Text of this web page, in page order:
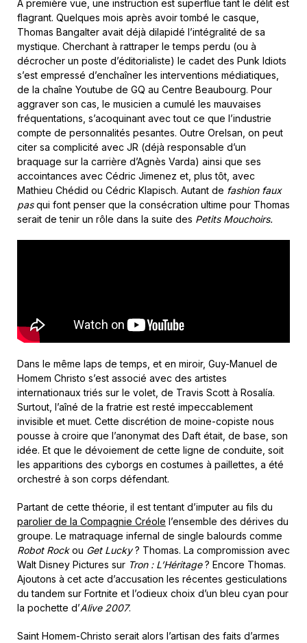
À première vue, une instruction est superflue tant le délit est
flagrant. Quelques mois après avoir tombé le casque,
Thomas Bangalter avait déjà dilapidé l’intégralité de sa
mystique. Cherchant à rattraper le temps perdu (ou à
décrocher un poste d’éditorialiste) le cadet des Punk Idiots
s’est empressé d’enchaîner les interventions médiatiques,
de la chaîne Youtube de GQ au Centre Beaubourg. Pour
aggraver son cas, le musicien a cumulé les mauvaises
fréquentations, s’acoquinant avec tout ce que l’industrie
compte de personnalités pesantes. Outre Orelsan, on peut
citer sa complicité avec JR (déjà responsable d’un
braquage sur la carrière d’Agnès Varda) ainsi que ses
accointances avec Cédric Jimenez et, plus tôt, avec
Mathieu Chédid ou Cédric Klapisch. Autant de fashion faux
pasqui font penser que la consécration ultime pour Thomas
serait de tenir un rôle dans la suite des Petits Mouchoirs.
Dans le même laps de temps, et en miroir, Guy-Manuel de
Homem Christo s’est associé avec des artistes
internationaux triés sur le volet, de Travis Scott à Rosalía.
Surtout, l’aîné de la fratrie est resté impeccablement
invisible et muet. Cette discrétion de moine-copiste nous
pousse à croire que l’anonymat des Daft était, de base, son
idée. Et que le dévoiement de cette ligne de conduite, soit
les apparitions des cyborgs en costumes à paillettes, a été
orchestré à son corps défendant.
Partant de cette théorie, il est tentant d’imputer au fils du
parolier de la Compagnie Créole l’ensemble des dérives du
groupe. Le matraquage infernal de single balourds comme
Robot Rockou Get Lucky? Thomas. La compromission avec
Walt Disney Pictures sur Tron : L’Héritage? Encore Thomas.
Ajoutons à cet acte d’accusation les récentes gesticulations
du tandem sur Fortnite et l’odieux choix d’un bleu cyan pour
la pochette d’Alive 2007.
Saint Homem-Christo serait alors l’artisan des faits d’armes